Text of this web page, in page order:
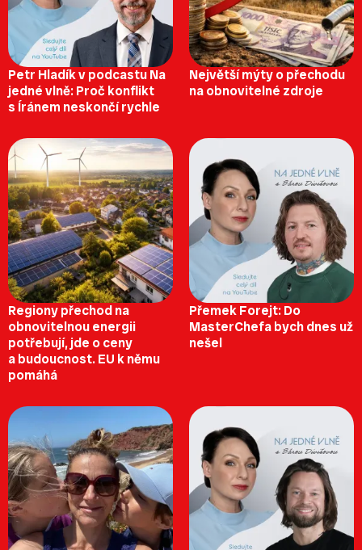
Petr Hladík v podcastu Na
jedné vlně: Proč konflikt
s Íránem neskončí rychle
Největší mýty o přechodu
na obnovitelné zdroje
Regiony přechod na
obnovitelnou energii
potřebují, jde o ceny
a budoucnost. EU k němu
pomáhá
Přemek Forejt: Do
MasterChefa bych dnes už
nešel